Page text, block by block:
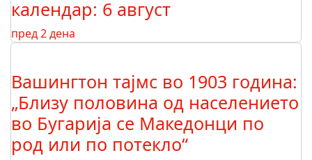
календар: 6 август
пред 2 дена
Вашингтон тајмс во 1903 година:
„Близу половина од населението
во Бугарија се Македонци по
род или по потекло“